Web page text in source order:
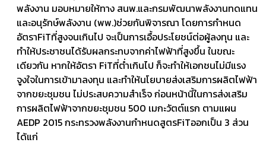
พลังงาน มอบหมายให้ทาง สนพ.และกรมพัฒนาพลังงานทดแทน
และอนุรักษ์พลังงาน (พพ.)​ช่วยกันพิจารณา โดยการกำหนด
อัตราFiTที่สูงจนเกินไป จะเป็นการเอื้อประโยชน์ต่อผู้ลงทุน และ
ทำให้ประชาชนได้รับผลกระทบจากค่าไฟฟ้าที่สูงขึ้น ในขณะ
เดียวกัน หากให้อัตรา FiTที่ต่ำเกินไป ก็จะทำให้เอกชนไม่มีแรง
จูงใจในการเข้ามาลงทุน และทำให้นโยบายส่งเสริมการผลิตไฟฟ้า
จากขยะชุมชน ไม่ประสบความสำเร็จ ก่อนหน้านี้ในการส่งเสริม
การผลิตไฟฟ้าจากขยะชุมชน 500 เมกะวัตต์แรก ตามแผน
AEDP 2015 กระทรวงพลังงานกำหนดสูตรFiTออกเป็น 3 ส่วน
ได้แก่